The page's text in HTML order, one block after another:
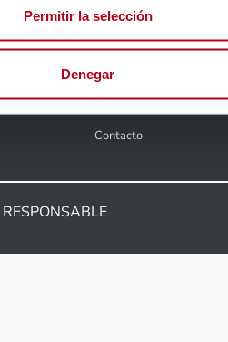
Permitir la selección
Denegar
Aviso Legal
Política de cookies
Contacto